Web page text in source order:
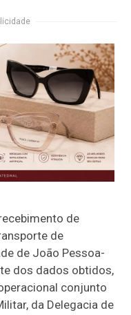
de
de
de João Pessoa-
dos dados obtidos,
conjunto
da Delegacia de